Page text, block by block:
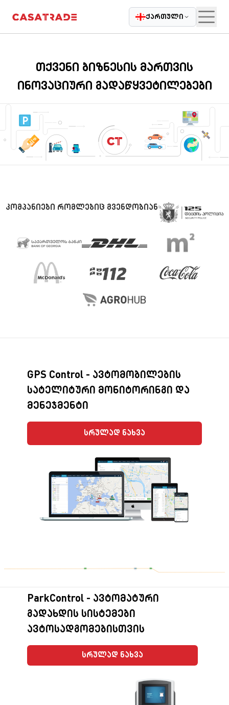
GPS Control Parkcontrol
ქართული
თქვენი ბიზნესის მართვის
ინოვაციური გადაწყვეტილებები
კომპანიები რომლებიც გვენდობიან
GPS Control - ავტომობილების
სატელიტური მონიტორინგი და
მენეჯმენტი
სრულად ნახვა
ParkControl - ავტომატური
გადახდის სისტემები
ავტოსადგომებისთვის
სრულად ნახვა